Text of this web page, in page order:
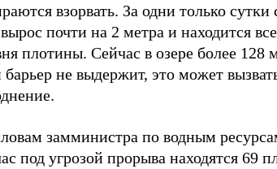
взорвать. За одни только
почти на 2 метра и находится
плотины. Сейчас в озере более 128
барьер не выдержит, это может
замминистра по водным
под угрозой прорыва находятся 69